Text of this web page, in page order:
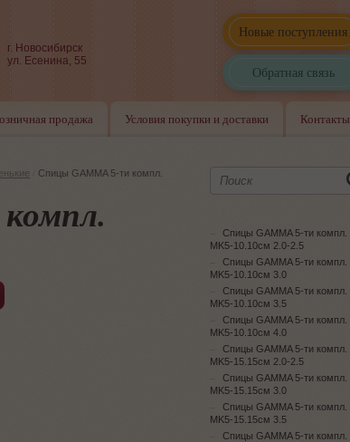
Новые поступления
Обратная связь
г. Новосибирск
ул. Есенина, 55
продажа Условия покупки и доставки Контакты
Спицы GAMMA 5-ти компл.
Спицы GAMMA 5-ти компл.
MK5-10.10см 2.0-2.5
Спицы GAMMA 5-ти компл.
MK5-10.10см 3.0
Спицы GAMMA 5-ти компл.
MK5-10.10см 3.5
Спицы GAMMA 5-ти компл.
MK5-10.10см 4.0
Спицы GAMMA 5-ти компл.
MK5-15.15см 2.0-2.5
Спицы GAMMA 5-ти компл.
MK5-15.15см 3.0
Спицы GAMMA 5-ти компл.
MK5-15.15см 3.5
Спицы GAMMA 5-ти компл.